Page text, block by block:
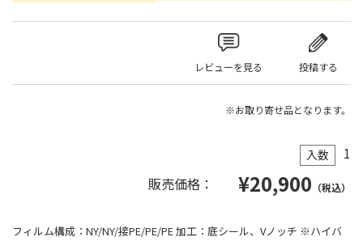
レビューを見る 投稿する
※お取り寄せ品となります。
入数
1
販売価格：
¥20,900 （税込）
フィルム構成：NY/NY/接PE/PE/PE 加工：底シール、Vノッチ ※ハイバ